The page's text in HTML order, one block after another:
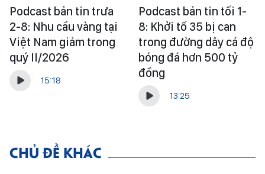
Podcast bản tin trưa
2-8: Nhu cầu vàng tại
Việt Nam giảm trong
quý II/2026
15:18
Podcast bản tin tối 1-
8: Khởi tố 35 bị can
trong đường dây cá độ
bóng đá hơn 500 tỷ
đồng
13:25
CHỦ ĐỀ KHÁC